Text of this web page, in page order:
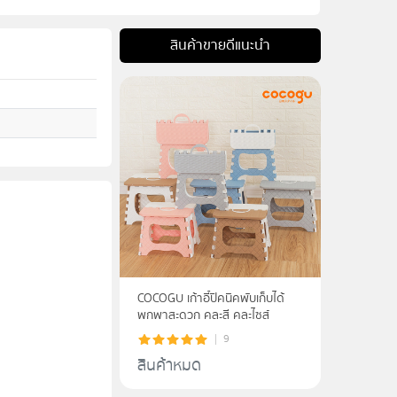
สินค้าขายดีแนะนำ
COCOGU เก้าอี้ปิคนิคพับเก็บได้
พกพาสะดวก คละสี คละไซส์
9
สินค้าหมด